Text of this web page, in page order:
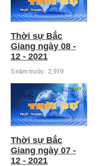
Thời sự Bắc
Giang ngày 08 -
12 - 2021
5 năm trước 2,919
Thời sự Bắc
Giang ngày 07 -
12 - 2021